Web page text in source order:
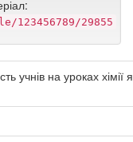
123456789/29855
учнів на уроках хімії